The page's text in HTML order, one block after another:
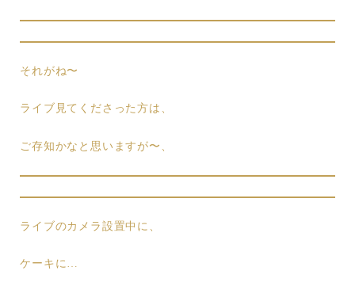
それがね〜
ライブ見てくださった方は、
ご存知かなと思いますが〜、
ライブのカメラ設置中に、
ケーキに…